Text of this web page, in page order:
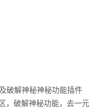
破解神秘神秘功能插件
，破解神秘功能，去一元